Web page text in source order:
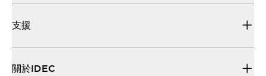
支援
關於IDEC